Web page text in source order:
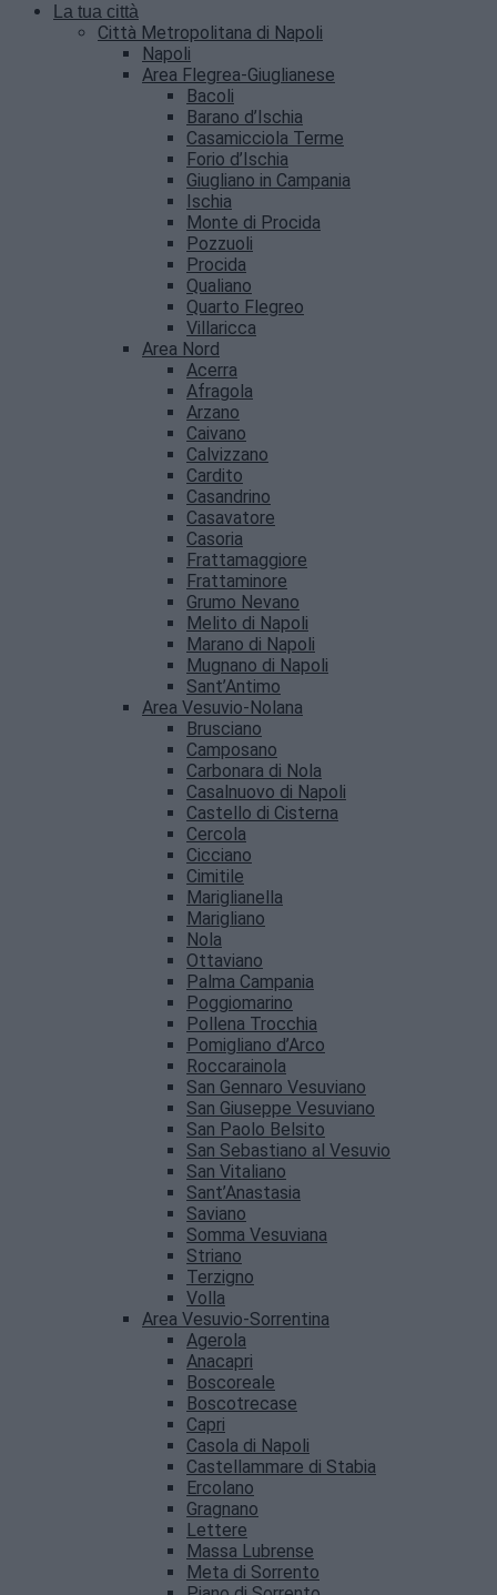
La tua città
Città Metropolitana di Napoli
Napoli
Area Flegrea-Giuglianese
Bacoli
Barano d’Ischia
Casamicciola Terme
Forio d’Ischia
Giugliano in Campania
Ischia
Monte di Procida
Pozzuoli
Procida
Qualiano
Quarto Flegreo
Villaricca
Area Nord
Acerra
Afragola
Arzano
Caivano
Calvizzano
Cardito
Casandrino
Casavatore
Casoria
Frattamaggiore
Frattaminore
Grumo Nevano
Melito di Napoli
Marano di Napoli
Mugnano di Napoli
Sant’Antimo
Area Vesuvio-Nolana
Brusciano
Camposano
Carbonara di Nola
Casalnuovo di Napoli
Castello di Cisterna
Cercola
Cicciano
Cimitile
Mariglianella
Marigliano
Nola
Ottaviano
Palma Campania
Poggiomarino
Pollena Trocchia
Pomigliano d’Arco
Roccarainola
San Gennaro Vesuviano
San Giuseppe Vesuviano
San Paolo Belsito
San Sebastiano al Vesuvio
San Vitaliano
Sant’Anastasia
Saviano
Somma Vesuviana
Striano
Terzigno
Volla
Area Vesuvio-Sorrentina
Agerola
Anacapri
Boscoreale
Boscotrecase
Capri
Casola di Napoli
Castellammare di Stabia
Ercolano
Gragnano
Lettere
Massa Lubrense
Meta di Sorrento